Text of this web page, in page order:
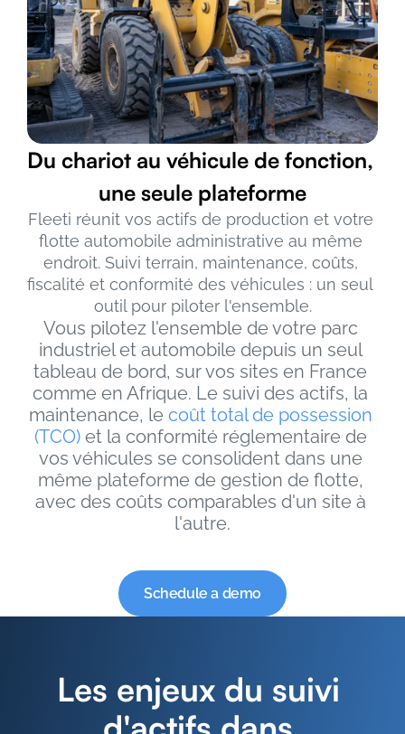
Du chariot au véhicule de fonction,
une seule plateforme
Fleeti réunit vos actifs de production et votre
flotte automobile administrative au même
endroit. Suivi terrain, maintenance, coûts,
fiscalité et conformité des véhicules : un seul
outil pour piloter l'ensemble.
Vous pilotez l'ensemble de votre parc
industriel et automobile depuis un seul
tableau de bord, sur vos sites en France
comme en Afrique. Le suivi des actifs, la
maintenance, le coût total de possession
(TCO) et la conformité réglementaire de
vos véhicules se consolident dans une
même plateforme de gestion de flotte,
avec des coûts comparables d'un site à
l'autre.
Schedule a demo
Les enjeux du suivi